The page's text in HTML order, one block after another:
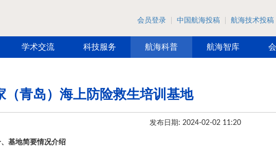
会员登录 中国航海投稿 航海技术投稿
学术交流 科技服务 航海科普 航海智库
（青岛）海上防险救生培训基地
发布日期: 2024-02-02 11:20
基地简要情况介绍